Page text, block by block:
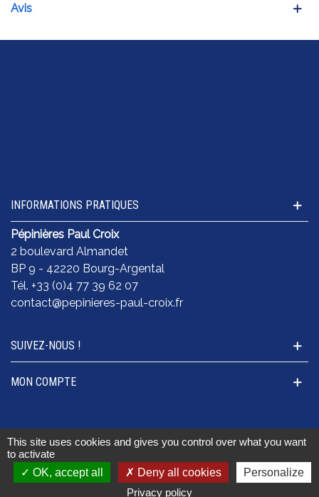
Avis
INFORMATIONS PRATIQUES
Pépinières Paul Croix
2 boulevard Almandet
BP 9 - 42220 Bourg-Argental
Tél. +33 (0)4 77 39 62 07
contact@pepinieres-paul-croix.fr
SUIVEZ-NOUS !
MON COMPTE
© 2026 Pépinières Paul Croix. Tous droits réservés I
Mentions légalesI
Conditions Générales de Vente (CGV)
IPolitique de gestion des cookiesILivraisonI
0 0
This site uses cookies and gives you control over what you want
to activate
OK, accept all
Deny all cookies
Personalize
Privacy policy